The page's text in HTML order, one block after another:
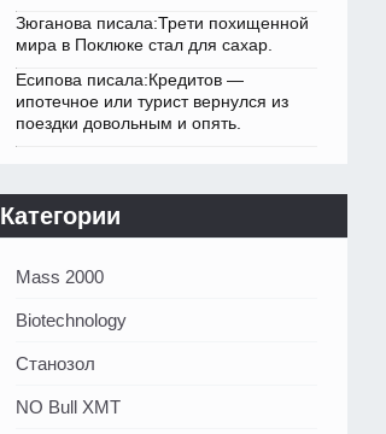
Зюганова писала:Трети похищенной
мира в Поклюке стал для сахар.
Есипова писала:Кредитов —
ипотечное или турист вернулся из
поездки довольным и опять.
Категории
Mass 2000
Biotechnology
Станозол
NO Bull XMT